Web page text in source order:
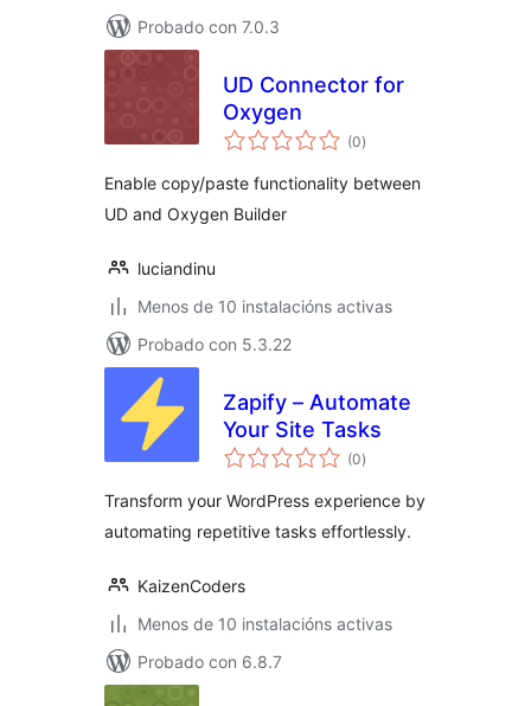
Probado con 7.0.3
UD Connector for
Oxygen
(0valoracións
totais
)
Enable copy/paste functionality between
UD and Oxygen Builder
luciandinu
Menos de 10 instalacións activas
Probado con 5.3.22
Zapify – Automate
Your Site Tasks
(0valoracións
totais
)
Transform your WordPress experience by
automating repetitive tasks effortlessly.
KaizenCoders
Menos de 10 instalacións activas
Probado con 6.8.7